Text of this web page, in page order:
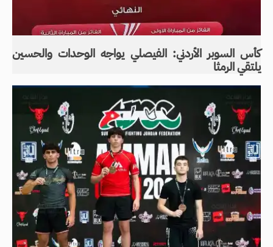
كأس السوبر الأردني: الفيصلي يواجه الوحدات والحسين
يلتقي الرمثا